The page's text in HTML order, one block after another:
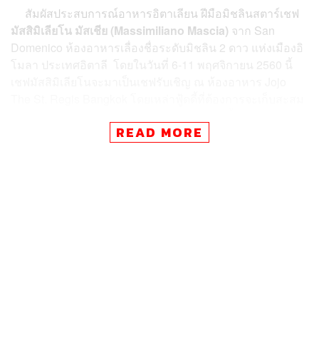
สัมผัสประสบการณ์อาหารอิตาเลียน ฝีมือมิชลินสตาร์เชฟ
มัสสิมิเลียโน มัสเชีย (Massimiliano Mascia) จาก San
Domenico ห้องอาหารเลื่องชื่อระดับมิชลิน 2 ดาว แห่งเมืองอิ
7 คอร์สเมนูมื้อค่ำอันน่าจดจำ ที่เชฟ 2 ดาวท่านนี้จะมา
READ MORE